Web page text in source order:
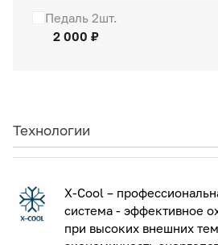
Педаль 2шт.
2 000 ₽
Технологии
X-Cool –
система - эффективное
при высоких внешних